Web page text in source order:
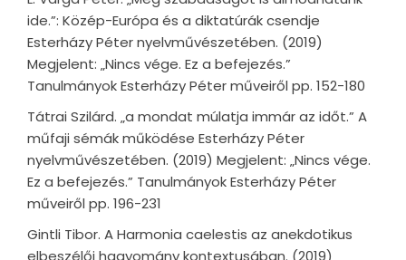
ide.”: Közép-Európa és a diktatúrák csendje
Esterházy Péter nyelvművészetében. (2019)
Megjelent: „Nincs vége. Ez a befejezés.”
Tanulmányok Esterházy Péter műveiről pp. 152-180
Tátrai Szilárd. „a mondat múlatja immár az időt.” A
műfaji sémák működése Esterházy Péter
nyelvművészetében. (2019) Megjelent: „Nincs vége.
Ez a befejezés.” Tanulmányok Esterházy Péter
műveiről pp. 196-231
Gintli Tibor. A Harmonia caelestis az anekdotikus
elbeszélői hagyomány kontextusában. (2019)